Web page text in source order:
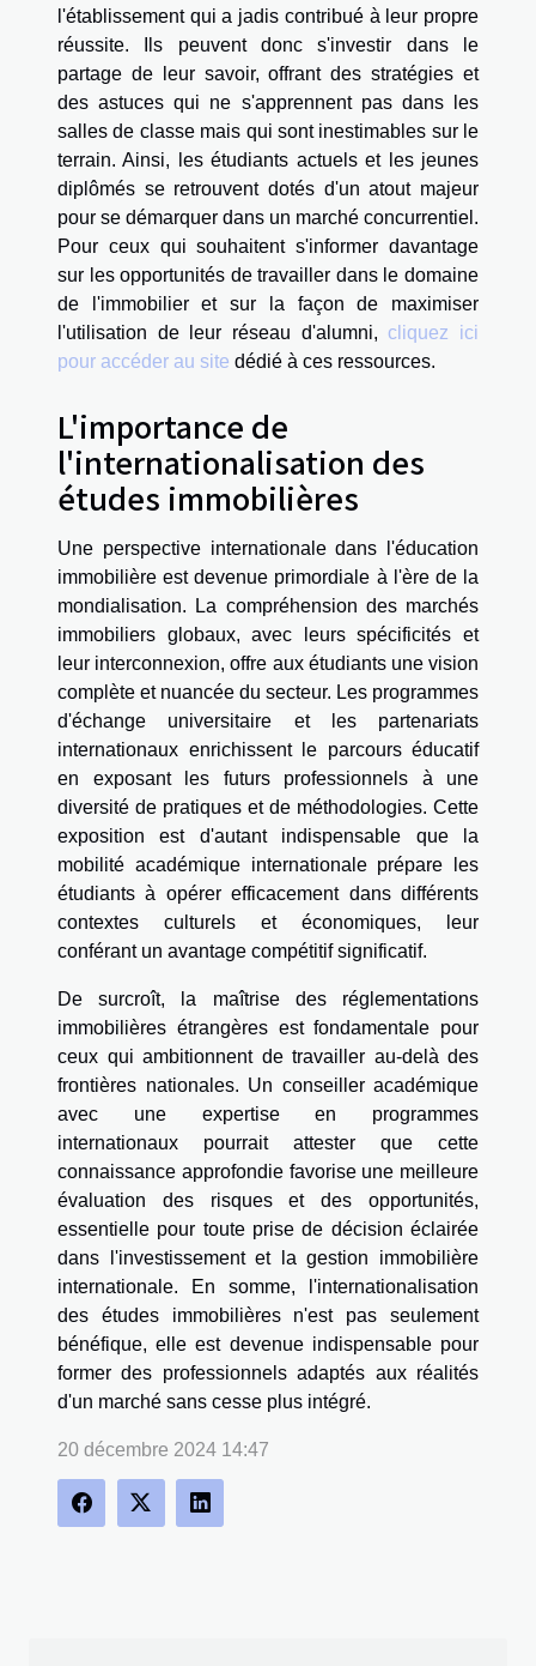
l'établissement qui a jadis contribué à leur propre
réussite. Ils peuvent donc s'investir dans le
partage de leur savoir, offrant des stratégies et
des astuces qui ne s'apprennent pas dans les
salles de classe mais qui sont inestimables sur le
terrain. Ainsi, les étudiants actuels et les jeunes
diplômés se retrouvent dotés d'un atout majeur
pour se démarquer dans un marché concurrentiel.
Pour ceux qui souhaitent s'informer davantage
sur les opportunités de travailler dans le domaine
de l'immobilier et sur la façon de maximiser
l'utilisation de leur réseau d'alumni, cliquez ici
pour accéder au site dédié à ces ressources.
L'importance de
l'internationalisation des
études immobilières
Une perspective internationale dans l'éducation
immobilière est devenue primordiale à l'ère de la
mondialisation. La compréhension des marchés
immobiliers globaux, avec leurs spécificités et
leur interconnexion, offre aux étudiants une vision
complète et nuancée du secteur. Les programmes
d'échange universitaire et les partenariats
internationaux enrichissent le parcours éducatif
en exposant les futurs professionnels à une
diversité de pratiques et de méthodologies. Cette
exposition est d'autant indispensable que la
mobilité académique internationale prépare les
étudiants à opérer efficacement dans différents
contextes culturels et économiques, leur
conférant un avantage compétitif significatif.
De surcroît, la maîtrise des réglementations
immobilières étrangères est fondamentale pour
ceux qui ambitionnent de travailler au-delà des
frontières nationales. Un conseiller académique
avec une expertise en programmes
internationaux pourrait attester que cette
connaissance approfondie favorise une meilleure
évaluation des risques et des opportunités,
essentielle pour toute prise de décision éclairée
dans l'investissement et la gestion immobilière
internationale. En somme, l'internationalisation
des études immobilières n'est pas seulement
bénéfique, elle est devenue indispensable pour
former des professionnels adaptés aux réalités
d'un marché sans cesse plus intégré.
20 décembre 2024 14:47